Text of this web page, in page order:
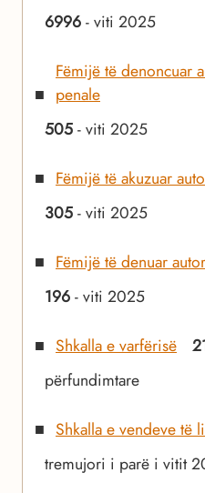
6996- viti 2025
Fëmijë të denoncuar
penale
505- viti 2025
Fëmijë të akuzuar
305- viti 2025
Fëmijë të denuar
196- viti 2025
Shkalla e varfërisë
përfundimtare
Shkalla e vendeve të
tremujori i parë i vitit